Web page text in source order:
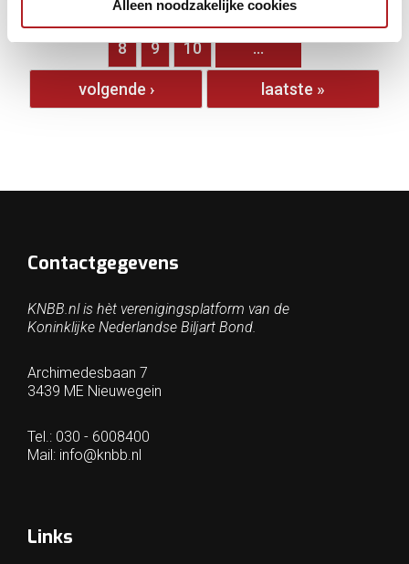
Alleen noodzakelijke cookies
2 3 4 5 6
8 9 10 …
volgende › laatste »
Contactgegevens
KNBB.nl is hèt verenigingsplatform van de
Koninklijke Nederlandse Biljart Bond.
Archimedesbaan 7
3439 ME Nieuwegein
Tel.: 030 - 6008400
Mail: info@knbb.nl
Links